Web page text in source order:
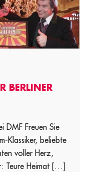
BERLINER
DMF Freuen Sie
Klassiker, beliebte
voller Herz,
Teure Heimat […]